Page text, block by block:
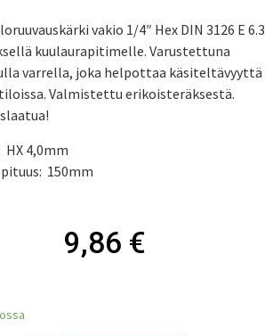
vakio 1/4″ Hex DIN 3126 E 6.3
kuulaurapitimelle. Varustettuna
varrella, joka helpottaa käsiteltävyyttä
Valmistettu erikoisteräksestä.
HX 4,0mm
150mm
9,86 €